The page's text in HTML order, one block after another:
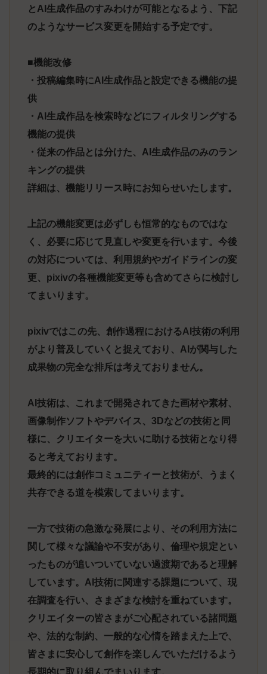
とAI生成作品のすみわけが可能となるよう、下記
のようなサービス変更を開始する予定です。
■機能改修
・投稿編集時にAI生成作品と設定できる機能の提
供
・AI生成作品を検索時などにフィルタリングする
機能の提供
・従来の作品とは分けた、AI生成作品のみのラン
キングの提供
詳細は、機能リリース時にお知らせいたします。
上記の機能変更は必ずしも恒常的なものではな
く、必要に応じて見直しや変更を行います。今後
の対応については、利用規約やガイドラインの変
更、pixivの各種機能変更等も含めてさらに検討し
てまいります。
pixivではこの先、創作過程におけるAI技術の利用
がより普及していくと捉えており、AIが関与した
成果物の完全な排斥は考えておりません。
AI技術は、これまで開発されてきた画材や素材、
画像制作ソフトやデバイス、3Dなどの技術と同
様に、クリエイターを大いに助ける技術となり得
ると考えております。
最終的には創作コミュニティーと技術が、うまく
共存できる道を模索してまいります。
一方で技術の急激な発展により、その利用方法に
関して様々な議論や不安があり、倫理や規定とい
ったものが追いついていない過渡期であると理解
しています。AI技術に関連する課題について、現
在調査を行い、さまざまな検討を重ねています。
クリエイターの皆さまがご心配されている諸問題
や、法的な制約、一般的な心情を踏まえた上で、
皆さまに安心して創作を楽しんでいただけるよう
長期的に取り組んでまいります。